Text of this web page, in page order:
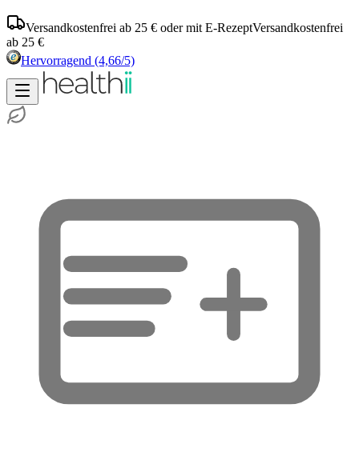
Versandkostenfrei ab 25 € oder mit E-RezeptVersandkostenfrei
ab 25 €
Hervorragend (4,66/5)